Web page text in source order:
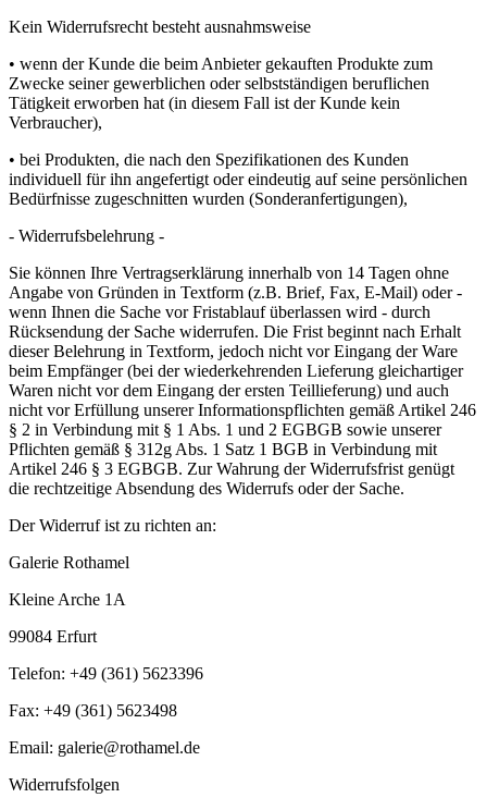
Kein Widerrufsrecht besteht ausnahmsweise
• wenn der Kunde die beim Anbieter gekauften Produkte zum
Zwecke seiner gewerblichen oder selbstständigen beruflichen
Tätigkeit erworben hat (in diesem Fall ist der Kunde kein
Verbraucher),
• bei Produkten, die nach den Spezifikationen des Kunden
individuell für ihn angefertigt oder eindeutig auf seine persönlichen
Bedürfnisse zugeschnitten wurden (Sonderanfertigungen),
- Widerrufsbelehrung -
Sie können Ihre Vertragserklärung innerhalb von 14 Tagen ohne
Angabe von Gründen in Textform (z.B. Brief, Fax, E-Mail) oder -
wenn Ihnen die Sache vor Fristablauf überlassen wird - durch
Rücksendung der Sache widerrufen. Die Frist beginnt nach Erhalt
dieser Belehrung in Textform, jedoch nicht vor Eingang der Ware
beim Empfänger (bei der wiederkehrenden Lieferung gleichartiger
Waren nicht vor dem Eingang der ersten Teillieferung) und auch
nicht vor Erfüllung unserer Informationspflichten gemäß Artikel 246
§ 2 in Verbindung mit § 1 Abs. 1 und 2 EGBGB sowie unserer
Pflichten gemäß § 312g Abs. 1 Satz 1 BGB in Verbindung mit
Artikel 246 § 3 EGBGB. Zur Wahrung der Widerrufsfrist genügt
die rechtzeitige Absendung des Widerrufs oder der Sache.
Der Widerruf ist zu richten an:
Galerie Rothamel
Kleine Arche 1A
99084 Erfurt
Telefon: +49 (361) 5623396
Fax: +49 (361) 5623498
Email: galerie@rothamel.de
Widerrufsfolgen